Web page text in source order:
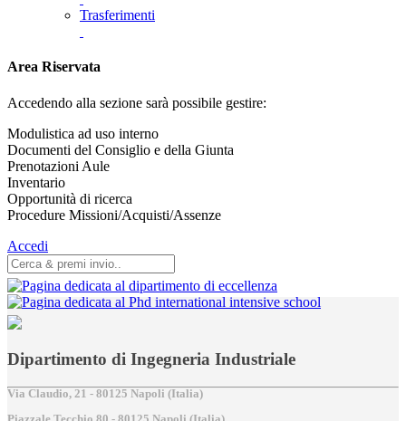
Trasferimenti
Area Riservata
Accedendo alla sezione sarà possibile gestire:
Modulistica ad uso interno
Documenti del Consiglio e della Giunta
Prenotazioni Aule
Inventario
Opportunità di ricerca
Procedure Missioni/Acquisti/Assenze
Accedi
Dipartimento di Ingegneria Industriale
Via Claudio, 21 - 80125 Napoli (Italia)